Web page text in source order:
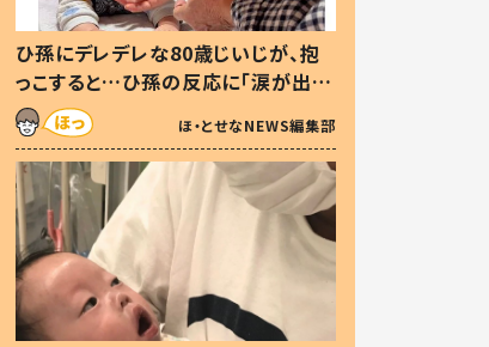
ひ孫にデレデレな80歳じいじが、抱
っこすると…ひ孫の反応に「涙が出ま
した」「可愛くて仕方ない」
ほ・とせなNEWS編集部